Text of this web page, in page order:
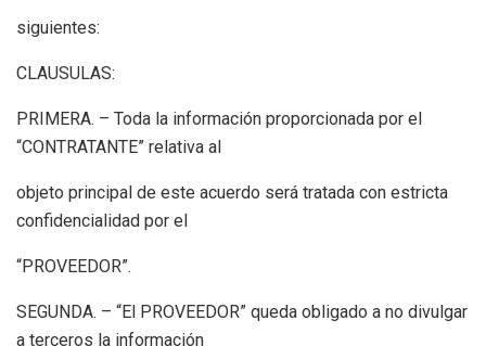
siguientes:
CLAUSULAS:
PRIMERA. – Toda la información proporcionada por el
“CONTRATANTE” relativa al
objeto principal de este acuerdo será tratada con estricta
confidencialidad por el
“PROVEEDOR”.
SEGUNDA. – “El PROVEEDOR” queda obligado a no divulgar
a terceros la información